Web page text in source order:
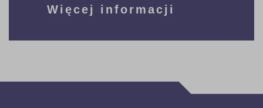
Więcej informacji